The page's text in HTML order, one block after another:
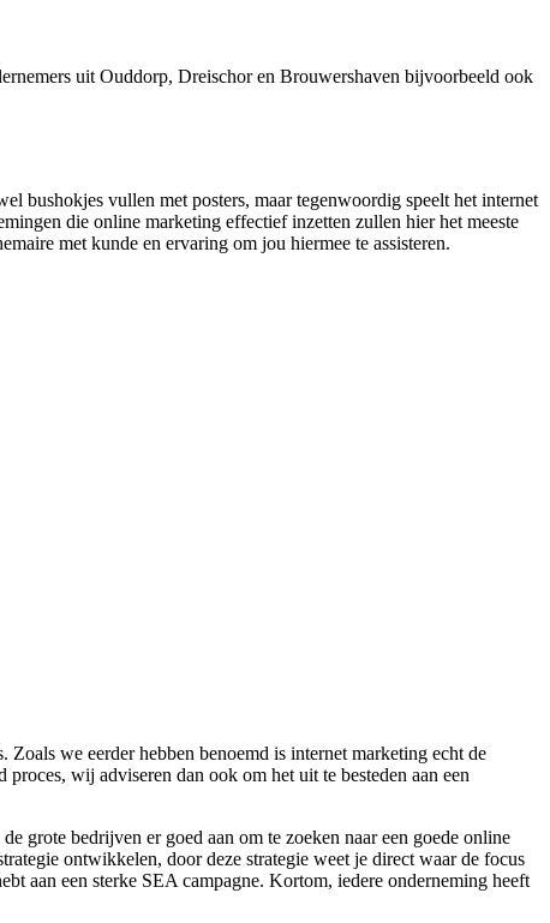
uit Ouddorp, Dreischor en Brouwershaven bijvoorbeeld ook
bushokjes vullen met posters, maar tegenwoordig speelt het internet
die online marketing effectief inzetten zullen hier het meeste
met kunde en ervaring om jou hiermee te assisteren.
we eerder hebben benoemd is internet marketing echt de
wij adviseren dan ook om het uit te besteden aan een
grote bedrijven er goed aan om te zoeken naar een goede online
ontwikkelen, door deze strategie weet je direct waar de focus
aan een sterke SEA campagne. Kortom, iedere onderneming heeft